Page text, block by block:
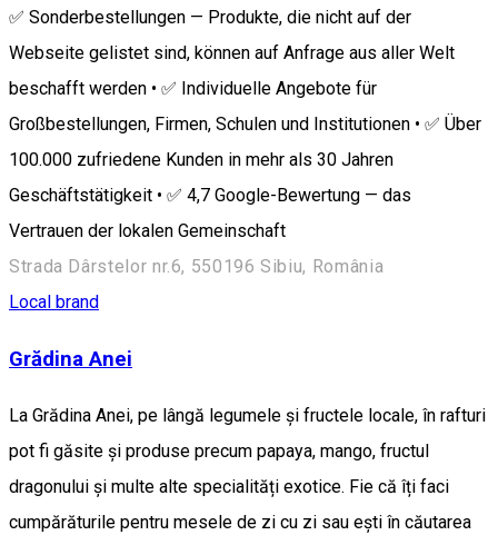
✅ Sonderbestellungen — Produkte, die nicht auf der
Webseite gelistet sind, können auf Anfrage aus aller Welt
beschafft werden • ✅ Individuelle Angebote für
Großbestellungen, Firmen, Schulen und Institutionen • ✅ Über
100.000 zufriedene Kunden in mehr als 30 Jahren
Geschäftstätigkeit • ✅ 4,7 Google-Bewertung — das
Vertrauen der lokalen Gemeinschaft
Strada Dârstelor nr.6, 550196 Sibiu, România
Local brand
Grădina Anei
La Grădina Anei, pe lângă legumele și fructele locale, în rafturi
pot fi găsite și produse precum papaya, mango, fructul
dragonului și multe alte specialități exotice. Fie că îți faci
cumpărăturile pentru mesele de zi cu zi sau ești în căutarea